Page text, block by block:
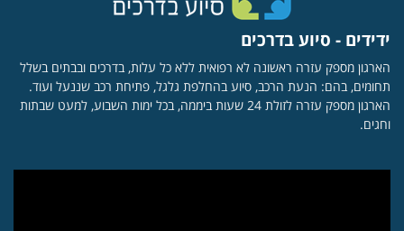
ידידים - סיוע בדרכים
הארגון מספק עזרה ראשונה לא רפואית ללא כל עלות, בדרכים ובבתים בשלל
תחומים, בהם: הנעת הרכב, סיוע בהחלפת גלגל, פתיחת רכב שננעל ועוד.
הארגון מספק עזרה לזולת 24 שעות ביממה, בכל ימות השבוע, למעט שבתות
וחגים.